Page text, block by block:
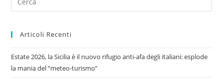
Articoli Recenti
Estate 2026, la Sicilia è il nuovo rifugio anti-afa degli italiani: esplode
la mania del “meteo-turismo”